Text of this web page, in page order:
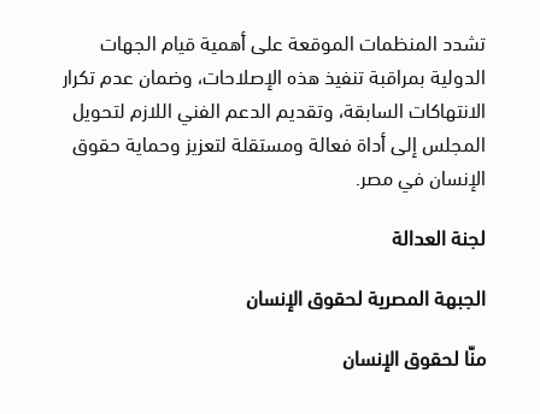
تشدد المنظمات الموقعة على أهمية قيام الجهات
الدولية بمراقبة تنفيذ هذه الإصلاحات، وضمان عدم تكرار
الانتهاكات السابقة، وتقديم الدعم الفني اللازم لتحويل
المجلس إلى أداة فعالة ومستقلة لتعزيز وحماية حقوق
الإنسان في مصر.
لجنة العدالة
الجبهة المصرية لحقوق الإنسان
منّا لحقوق الإنسان